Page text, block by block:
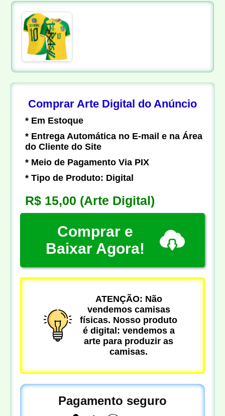
Comprar Arte Digital do Anúncio
* Em Estoque
* Entrega Automática no E-mail e na Área
do Cliente do Site
* Meio de Pagamento Via PIX
* Tipo de Produto: Digital
R$ 15,00 (Arte Digital)
Comprar e
Baixar Agora!
ATENÇÃO: Não
vendemos camisas
físicas. Nosso produto
é digital: vendemos a
arte para produzir as
camisas.
Pagamento seguro